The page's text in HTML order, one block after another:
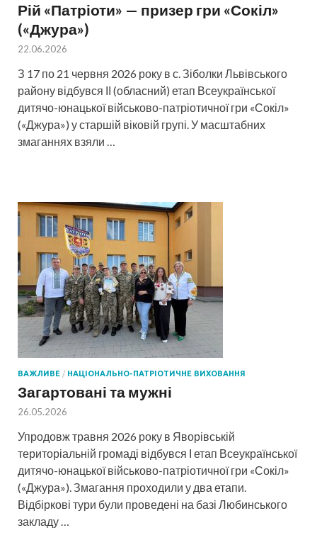
Рій «Патріоти» — призер гри «Сокіл»
(«Джура»)
22.06.2026
З 17 по 21 червня 2026 року в с. Зіболки Львівського
району відбувся ІІ (обласний) етап Всеукраїнської
дитячо-юнацької військово-патріотичної гри «Сокіл»
(«Джура») у старшій віковій групі. У масштабних
змаганнях взяли …
ВАЖЛИВЕ / НАЦІОНАЛЬНО-ПАТРІОТИЧНЕ ВИХОВАННЯ
Загартовані та мужні
26.05.2026
Упродовж травня 2026 року в Яворівській
територіальній громаді відбувся І етап Всеукраїнської
дитячо-юнацької військово-патріотичної гри «Сокіл»
(«Джура»). Змагання проходили у два етапи.
Відбіркові тури були проведені на базі Любинського
закладу …